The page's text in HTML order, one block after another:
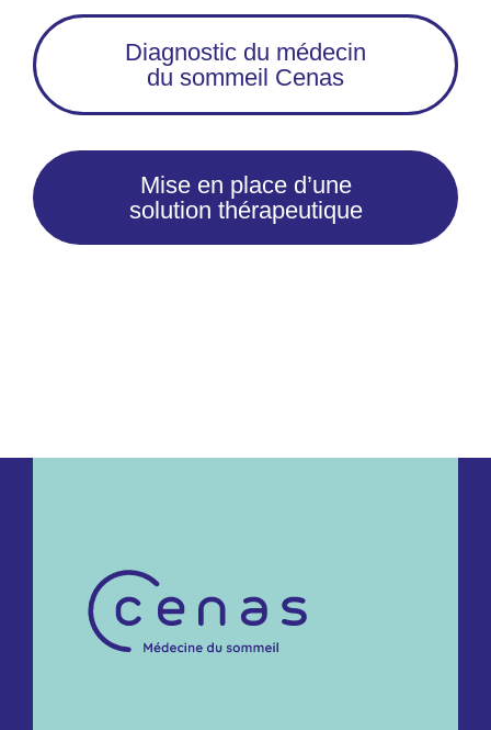
Diagnostic du médecin
du sommeil Cenas
Mise en place d’une
solution thérapeutique